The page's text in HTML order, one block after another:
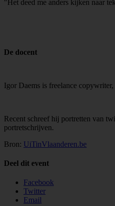
"Het deed me anders kijken naar
De docent
Igor Daems is freelance
Recent schreef hij portretten van
portretschrijven.
Bron: UiTinVlaanderen.be
Deel dit event
Facebook
Twitter
Email